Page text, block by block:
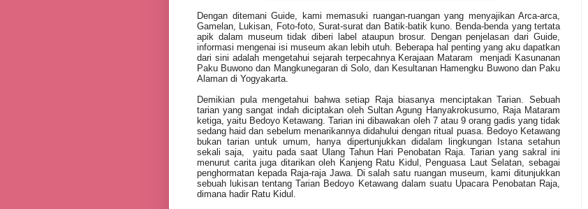
Dengan ditemani Guide, kami memasuki ruangan-ruangan yang menyajikan Arca-arca,
Gamelan, Lukisan, Foto-foto, Surat-surat dan Batik-batik kuno. Benda-benda yang tertata
apik dalam museum tidak diberi label ataupun brosur. Dengan penjelasan dari Guide,
informasi mengenai isi museum akan lebih utuh. Beberapa hal penting yang aku dapatkan
dari sini adalah mengetahui sejarah terpecahnya Kerajaan Mataram
menjadi Kasunanan
Paku Buwono dan Mangkunegaran di Solo, dan Kesultanan Hamengku Buwono dan Paku
Alaman di Yogyakarta.
Demikian pula mengetahui bahwa setiap Raja biasanya menciptakan Tarian. Sebuah
tarian yang sangat indah diciptakan oleh Sultan Agung Hanyakrokusumo, Raja Mataram
ketiga, yaitu Bedoyo Ketawang. Tarian ini dibawakan oleh 7 atau 9 orang gadis yang tidak
sedang haid dan sebelum menarikannya didahului dengan ritual puasa. Bedoyo Ketawang
bukan tarian untuk umum, hanya dipertunjukkan didalam lingkungan Istana setahun
sekali saja,
yaitu pada saat Ulang Tahun Hari Penobatan Raja. Tarian yang sakral ini
menurut carita juga ditarikan oleh Kanjeng Ratu Kidul, Penguasa Laut Selatan, sebagai
penghormatan kepada Raja-raja Jawa. Di salah satu ruangan museum, kami ditunjukkan
sebuah lukisan tentang Tarian Bedoyo Ketawang dalam suatu Upacara Penobatan Raja,
dimana hadir Ratu Kidul.